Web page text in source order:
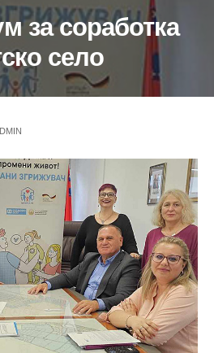
за соработка
село